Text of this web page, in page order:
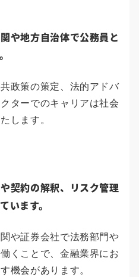
や地方自治体で公務員と
政策の策定、法的アドバ
ターでのキャリアは社会
します。
契約の解釈、リスク管理
います。
や証券会社で法務部門や
くことで、金融業界にお
機会があります。